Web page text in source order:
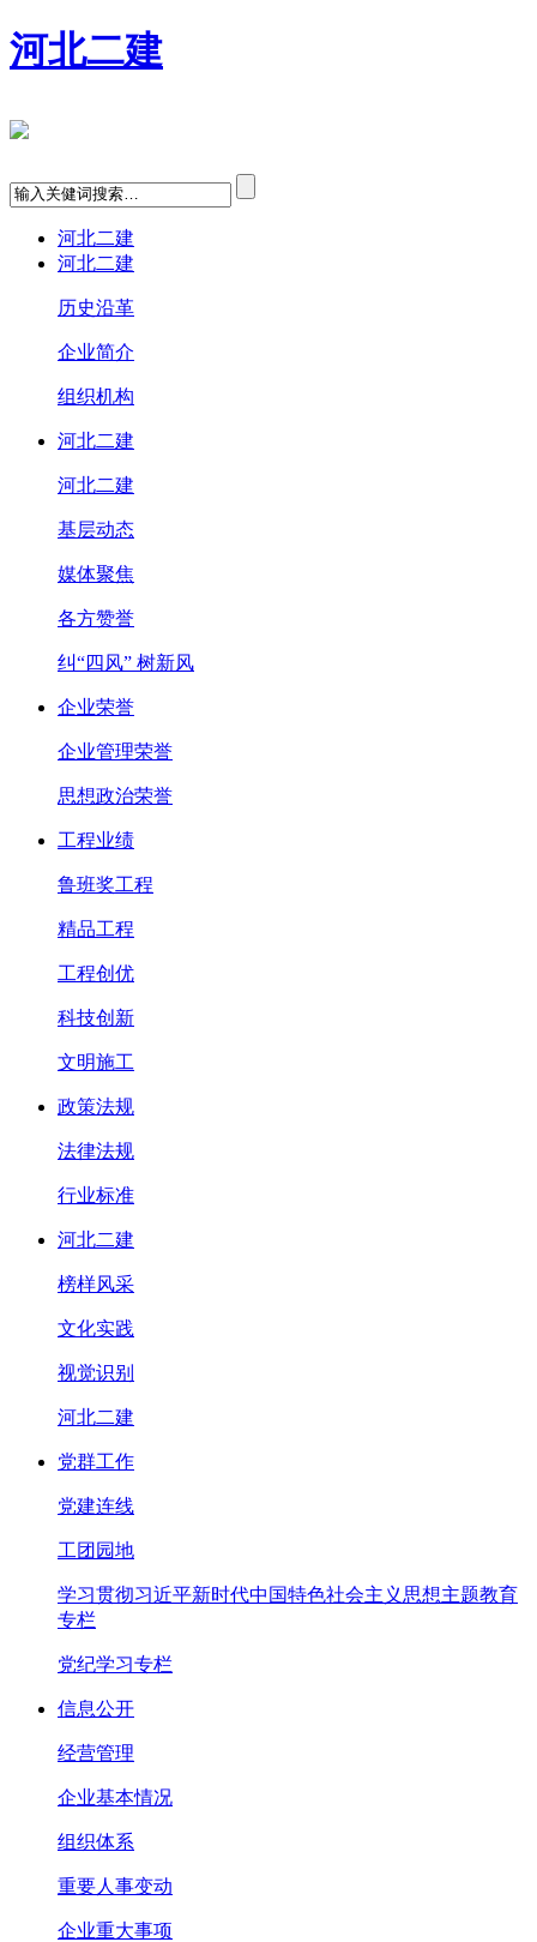
河北二建
河北二建
河北二建
历史沿革
企业简介
组织机构
河北二建
河北二建
基层动态
媒体聚焦
各方赞誉
纠“四风” 树新风
企业荣誉
企业管理荣誉
思想政治荣誉
工程业绩
鲁班奖工程
精品工程
工程创优
科技创新
文明施工
政策法规
法律法规
行业标准
河北二建
榜样风采
文化实践
视觉识别
河北二建
党群工作
党建连线
工团园地
学习贯彻习近平新时代中国特色社会主义思想主题教育
专栏
党纪学习专栏
信息公开
经营管理
企业基本情况
组织体系
重要人事变动
企业重大事项